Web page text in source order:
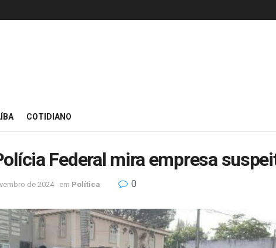
COTIDIANO
Federal mira empresa
de 2024 em Política 0